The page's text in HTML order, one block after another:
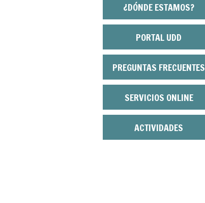
¿DÓNDE ESTAMOS?
PORTAL UDD
PREGUNTAS FRECUENTES
SERVICIOS ONLINE
ACTIVIDADES